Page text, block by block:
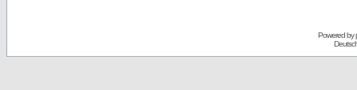
Powered by